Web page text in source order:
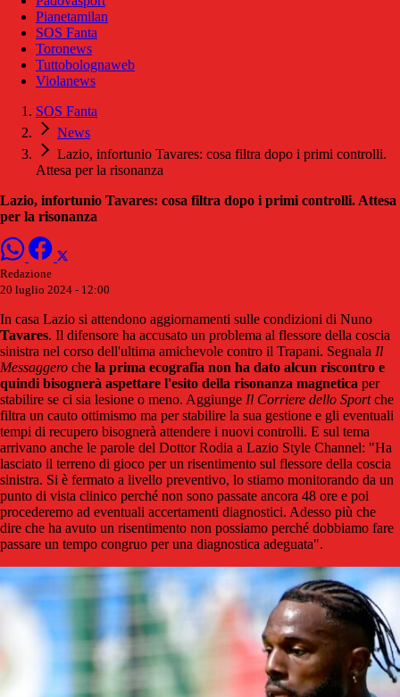
Pianetamilan
SOS Fanta
Toronews
Tuttobolognaweb
Violanews
SOS Fanta
News
Lazio, infortunio Tavares: cosa filtra dopo i primi controlli.
Attesa per la risonanza
Lazio, infortunio Tavares: cosa filtra dopo i primi controlli. Attesa
per la risonanza
Redazione
20 luglio 2024 - 12:00
In casa Lazio si attendono aggiornamenti sulle condizioni di Nuno
Tavares. Il difensore ha accusato un problema al flessore della coscia
sinistra nel corso dell'ultima amichevole contro il Trapani. Segnala Il
Messaggero che la prima ecografia non ha dato alcun riscontro e
quindi bisognerà aspettare l'esito della risonanza magnetica per
stabilire se ci sia lesione o meno. Aggiunge Il Corriere dello Sportche
filtra un cauto ottimismo ma per stabilire la sua gestione e gli eventuali
tempi di recupero bisognerà attendere i nuovi controlli. E sul tema
arrivano anche le parole del Dottor Rodia a Lazio Style Channel: "Ha
lasciato il terreno di gioco per un risentimento sul flessore della coscia
sinistra. Si è fermato a livello preventivo, lo stiamo monitorando da un
punto di vista clinico perché non sono passate ancora 48 ore e poi
procederemo ad eventuali accertamenti diagnostici. Adesso più che
dire che ha avuto un risentimento non possiamo perché dobbiamo fare
passare un tempo congruo per una diagnostica adeguata".